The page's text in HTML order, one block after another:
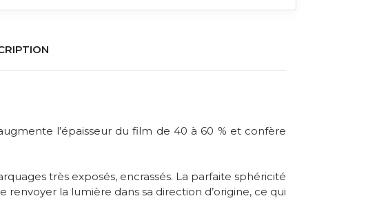
l’épaisseur du film de 40 à 60 % et confère
très exposés, encrassés. La parfaite sphéricité
renvoyer la lumière dans sa direction d’origine, ce qui